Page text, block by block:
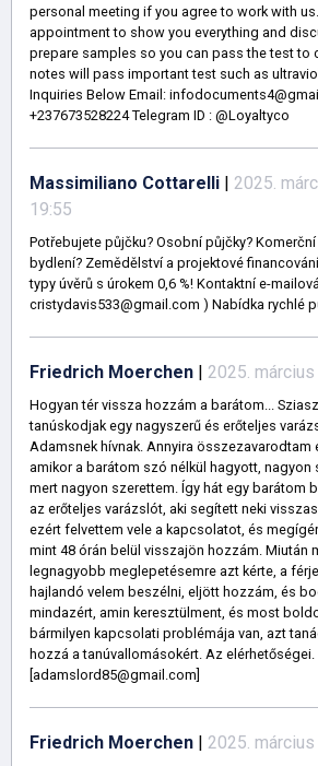
personal meeting if you agree to work with
appointment to show you everything and
prepare samples so you can pass the test to
notes will pass important test such as
Inquiries Below Email:
+237673528224 Telegram ID : @Loyaltyco
Massimiliano Cottarelli | 2025.
19:55
Potřebujete půjčku? Osobní půjčky? Komerční
bydlení? Zemědělství a projektové
typy úvěrů s úrokem 0,6 %! Kontaktní e-
cristydavis533@gmail.com ) Nabídka rychlé
Friedrich Moerchen | 2025.
Hogyan tér vissza hozzám a barátom...
tanúskodjak egy nagyszerű és erőteljes
Adamsnek hívnak. Annyira összezavarodtam
amikor a barátom szó nélkül hagyott, nagyon
mert nagyon szerettem. Így hát egy barátom
az erőteljes varázslót, aki segített neki
ezért felvettem vele a kapcsolatot, és
mint 48 órán belül visszajön hozzám. Miután
legnagyobb meglepetésemre azt kérte, a
hajlandó velem beszélni, eljött hozzám, és
mindazért, amin keresztülment, és most
bármilyen kapcsolati problémája van, azt
hozzá a tanúvallomásokért. Az elérhetőségei.
[adamslord85@gmail.com]
Friedrich Moerchen | 2025.